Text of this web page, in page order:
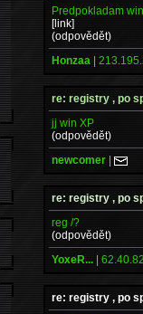
Predpokladam win
[link]
(odpovědět)
Honzaa |
re: registry , po
jj win XP
(odpovědět)
newcomer |
re: registry , po
reg /?
(odpovědět)
YoxeR... |
re: registry , po